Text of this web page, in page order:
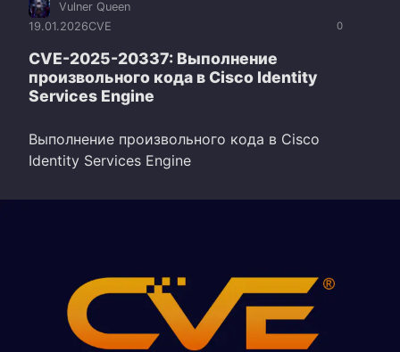
0
Vulner Queen
19.01.2026CVE
CVE-2025-20337: Выполнение
произвольного кода в Cisco Identity
Services Engine
Выполнение произвольного кода в Cisco
Identity Services Engine